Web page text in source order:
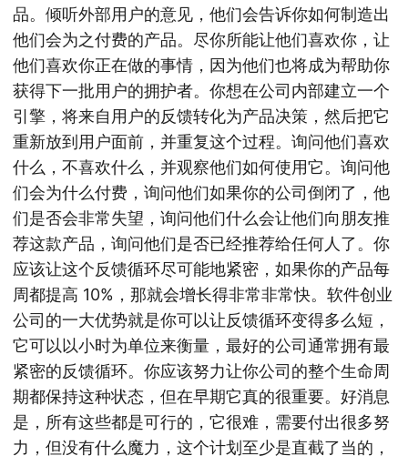
品。倾听外部用户的意见，他们会告诉你如何制造出
他们会为之付费的产品。尽你所能让他们喜欢你，让
他们喜欢你正在做的事情，因为他们也将成为帮助你
获得下一批用户的拥护者。你想在公司内部建立一个
引擎，将来自用户的反馈转化为产品决策，然后把它
重新放到用户面前，并重复这个过程。询问他们喜欢
什么，不喜欢什么，并观察他们如何使用它。询问他
们会为什么付费，询问他们如果你的公司倒闭了，他
们是否会非常失望，询问他们什么会让他们向朋友推
荐这款产品，询问他们是否已经推荐给任何人了。你
应该让这个反馈循环尽可能地紧密，如果你的产品每
周都提高 10%，那就会增长得非常非常快。软件创业
公司的一大优势就是你可以让反馈循环变得多么短，
它可以以小时为单位来衡量，最好的公司通常拥有最
紧密的反馈循环。你应该努力让你公司的整个生命周
期都保持这种状态，但在早期它真的很重要。好消息
是，所有这些都是可行的，它很难，需要付出很多努
力，但没有什么魔力，这个计划至少是直截了当的，